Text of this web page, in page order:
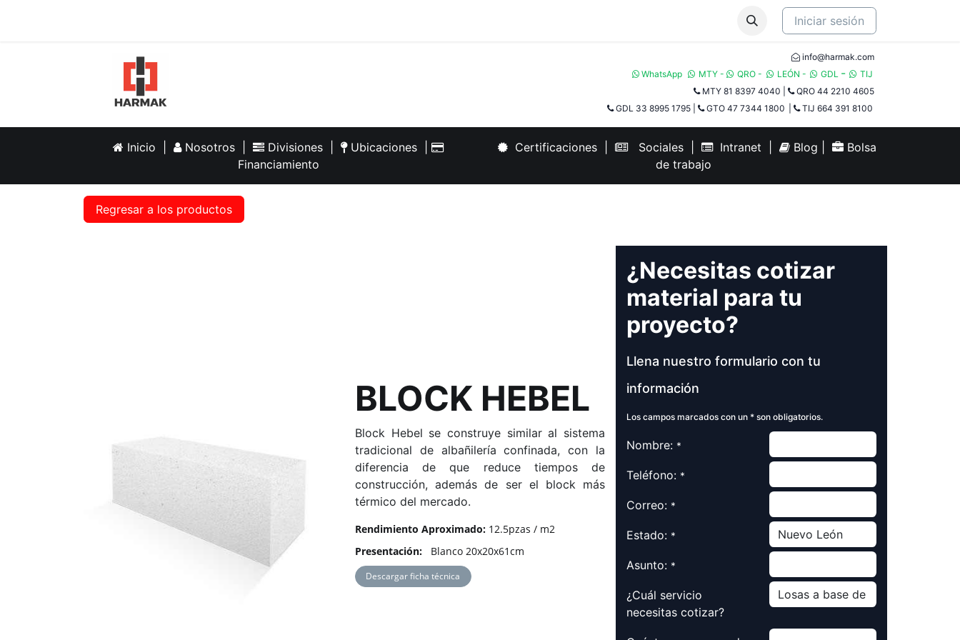
Iniciar sesión
info@harmak.com
WhatsApp
MTY - QRO - LEÓN - GDL -
TIJ​
MTY 81 8397 4040
QRO 44 2210 4605
GDL 33 8995 1795
GTO 47 7344 1800 TIJ 664 391 8100
Inicio Nosotros Divisiones Ubicaciones
Financiamiento
Certificaciones Sociales Intranet Blog
Bolsa
de trabajo
Regresar a los productos
BLOCK HEBEL
Block Hebel se construye similar al sistema
tradicional de albañilería confinada, con la
diferencia de que reduce tiempos de
construcción, además de ser el block más
térmico del mercado.
Rendimiento Aproximado: 12.5pzas / m2
Presentación:
Blanco 20x20x61cm
Descargar ficha técnica
¿Necesitas cotizar
material para tu
proyecto?
Llena nuestro formulario con tu
información
Los campos marcados con un * son obligatorios.
Nombre: *
Teléfono: *
Correo: *
Estado: *
Asunto: *
¿Cuál servicio
necesitas cotizar?